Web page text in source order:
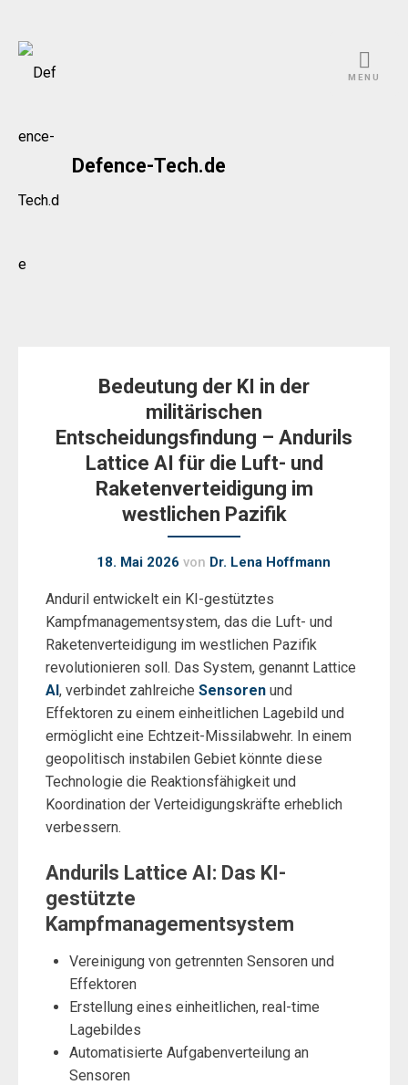
Skip
Defence-Tech.de
MENU
Bedeutung der KI in der
militärischen
Entscheidungsfindung – Andurils
Lattice AI für die Luft- und
Raketenverteidigung im
westlichen Pazifik
18. Mai 2026 von Dr. Lena Hoffmann
Anduril entwickelt ein KI-gestütztes
Kampfmanagementsystem, das die Luft- und
Raketenverteidigung im westlichen Pazifik
revolutionieren soll. Das System, genannt Lattice
AI, verbindet zahlreiche Sensoren und
Effektoren zu einem einheitlichen Lagebild und
ermöglicht eine Echtzeit-Missilabwehr. In einem
geopolitisch instabilen Gebiet könnte diese
Technologie die Reaktionsfähigkeit und
Koordination der Verteidigungskräfte erheblich
verbessern.
Andurils Lattice AI: Das KI-
gestützte
Kampfmanagementsystem
Vereinigung von getrennten Sensoren und
Effektoren
Erstellung eines einheitlichen, real-time
Lagebildes
Automatisierte Aufgabenverteilung an
Sensoren